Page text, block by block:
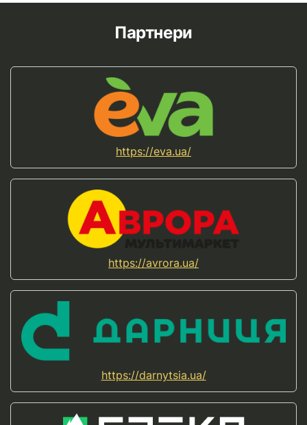
Партнери
https://eva.ua/
https://avrora.ua/
https://darnytsia.ua/